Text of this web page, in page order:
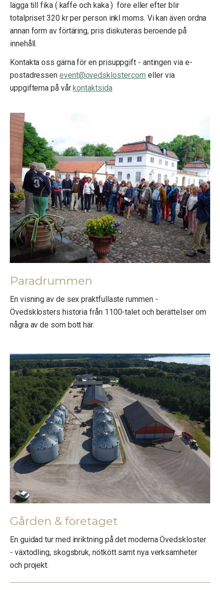
lägga till fika ( kaffe och kaka ) före eller efter blir
totalpriset 320 kr per person inkl moms. Vi kan även ordna
annan form av förtäring, pris diskuteras beroende på
innehåll.
Kontakta oss gärna för en prisuppgift - antingen via e-
postadressen event@ovedskloster.com eller via
uppgifterna på vårkontaktsida
Paradrummen
En visning av de sex praktfullaste rummen -
Övedsklosters historia från 1100-talet och berättelser om
några av de som bott här.
Gården & företaget
En guidad tur med inriktning på det moderna Övedskloster
- växtodling, skogsbruk, nötkött samt nya verksamheter
och projekt.